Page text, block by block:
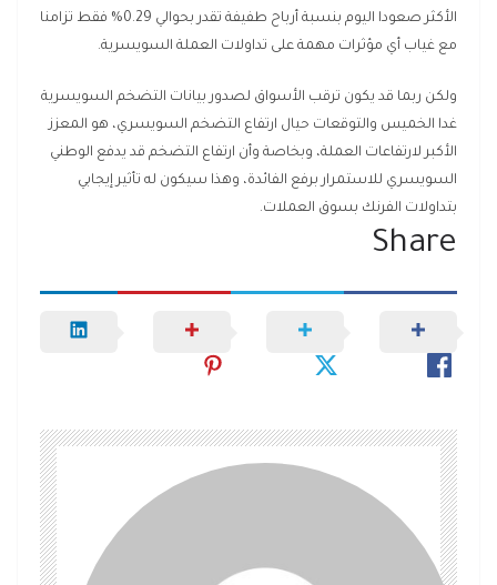
الأكثر صعودا اليوم بنسبة أرباح طفيفة تقدر بحوالي 0.29% فقط تزامنا
مع غياب أي مؤثرات مهمة على تداولات العملة السويسرية.
ولكن ربما قد يكون ترقب الأسواق لصدور بيانات التضخم السويسرية
غدا الخميس والتوقعات حيال ارتفاع التضخم السويسري، هو المعزز
الأكبر لارتفاعات العملة، وبخاصة وأن ارتفاع التضخم قد يدفع الوطني
السويسري للاستمرار برفع الفائدة، وهذا سيكون له تأثير إيجابي
بتداولات الفرنك بسوق العملات.
Share